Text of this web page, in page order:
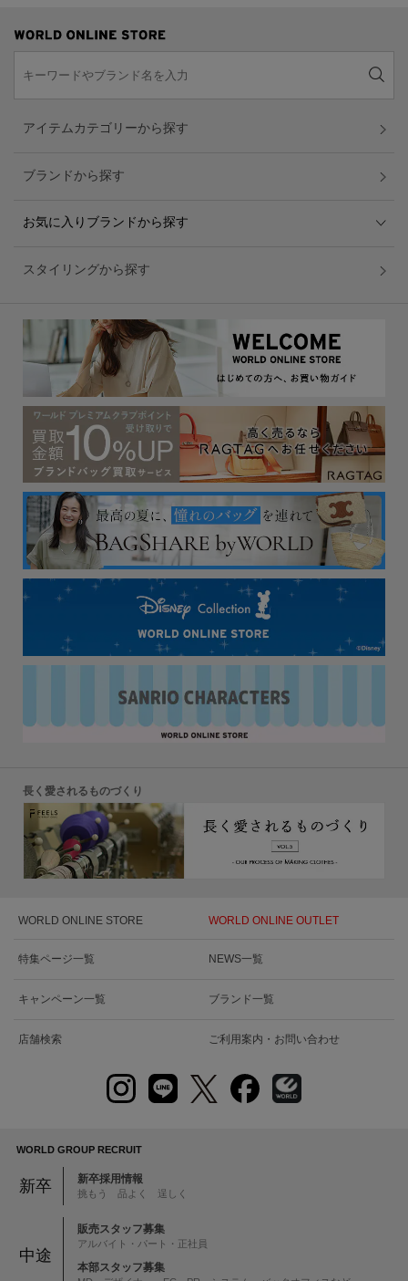
アイテムカテゴリーから探す
ブランドから探す
お気に入りブランドから探す
スタイリングから探す
長く愛されるものづくり
WORLD ONLINE STORE WORLD ONLINE OUTLET
特集ページ一覧 NEWS一覧
キャンペーン一覧 ブランド一覧
店舗検索 ご利用案内・お問い合わせ
WORLD GROUP RECRUIT
新卒 新卒採用情報
挑もう 品よく 逞しく
中途
販売スタッフ募集
アルバイト・パート・正社員
本部スタッフ募集